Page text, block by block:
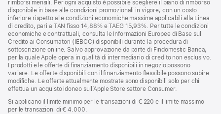
rimborsi mensili. Per ogni acquisto è possibile scegliere il piano di rimborso
disponibile in base alle condizioni promozionali in vigore, con un costo
inferiore rispetto alle condizioni economiche massime applicabili alla Linea
di credito, pari a TAN fisso 14,88% e TAEG 15,93%. Per tutte le condizioni
economiche e contrattuali, consulta le Informazioni Europee di Base sul
Credito ai Consumatori (IEBCC) disponibili durante la procedura di
sottoscrizione online. Salvo approvazione da parte di Findomestic Banca,
per la quale Apple opera in qualità di intermediario di credito non esclusivo.
I prodotti e le offerte di finanziamento disponibili in negozio possono
variare. Le offerte disponibili con il finanziamento flessibile possono subire
modifiche. Le offerte attualmente mostrate sono disponibili solo per chi
effettua un acquisto idoneo sull’Apple Store settore Consumer.
Si applicano il limite minimo per le transazioni di € 220 e il limite massimo
per le transazioni di € 4.000.